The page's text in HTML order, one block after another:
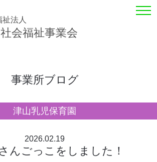
法人
会福祉事業会
事業所ブログ
津山乳児保育園
2026.02.19
んごっこをしました！